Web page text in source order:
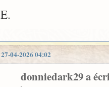
E.
27-04-2026 04:02
donniedark29 a